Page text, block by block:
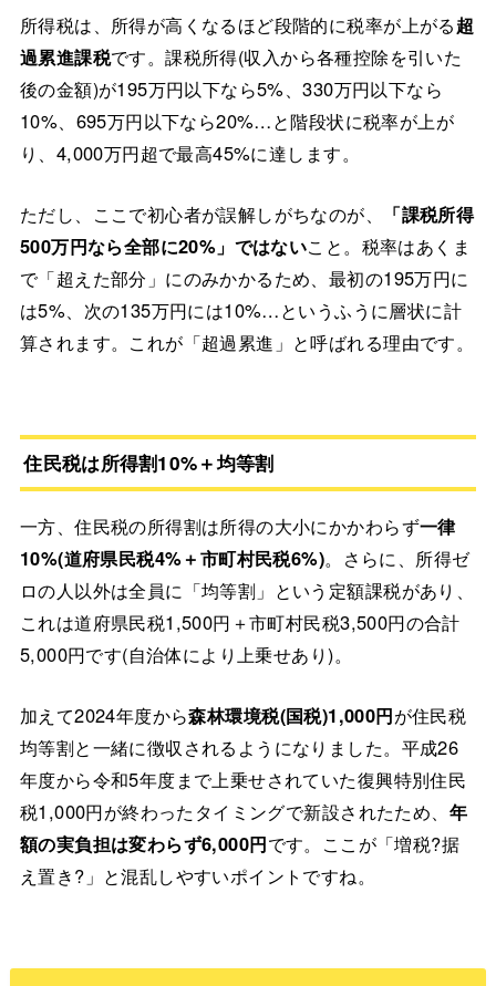
所得税は、所得が高くなるほど段階的に税率が上がる超
過累進課税です。課税所得(収入から各種控除を引いた
後の金額)が195万円以下なら5%、330万円以下なら
10%、695万円以下なら20%…と階段状に税率が上が
り、4,000万円超で最高45%に達します。
ただし、ここで初心者が誤解しがちなのが、
「課税所得
500万円なら全部に20%」ではないこと。税率はあくま
で「超えた部分」にのみかかるため、最初の195万円に
は5%、次の135万円には10%…というふうに層状に計
算されます。これが「超過累進」と呼ばれる理由です。
住民税は所得割10%＋均等割
一方、住民税の所得割は所得の大小にかかわらず一律
10%(道府県民税4%＋市町村民税6%)。さらに、所得ゼ
ロの人以外は全員に「均等割」という定額課税があり、
これは道府県民税1,500円＋市町村民税3,500円の合計
5,000円です(自治体により上乗せあり)。
加えて2024年度から森林環境税(国税)1,000円が住民税
均等割と一緒に徴収されるようになりました。平成26
年度から令和5年度まで上乗せされていた復興特別住民
税1,000円が終わったタイミングで新設されたため、 年
額の実負担は変わらず6,000円です。ここが「増税?据
え置き?」と混乱しやすいポイントですね。